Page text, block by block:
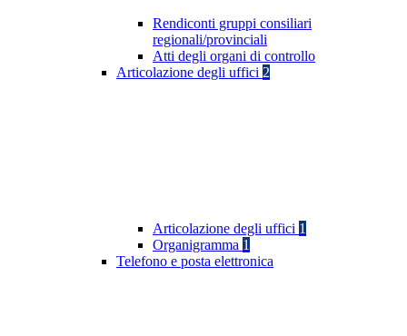
Rendiconti gruppi consiliari
regionali/provinciali
Atti degli organi di controllo
Articolazione degli uffici 2
Articolazione degli uffici 1
Organigramma 1
Telefono e posta elettronica